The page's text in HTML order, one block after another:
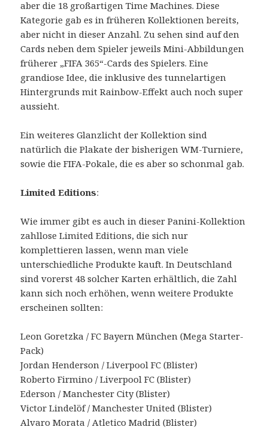
aber die 18 großartigen Time Machines. Diese
Kategorie gab es in früheren Kollektionen bereits,
aber nicht in dieser Anzahl. Zu sehen sind auf den
Cards neben dem Spieler jeweils Mini-Abbildungen
früherer „FIFA 365“-Cards des Spielers. Eine
grandiose Idee, die inklusive des tunnelartigen
Hintergrunds mit Rainbow-Effekt auch noch super
aussieht.
Ein weiteres Glanzlicht der Kollektion sind
natürlich die Plakate der bisherigen WM-Turniere,
sowie die FIFA-Pokale, die es aber so schonmal gab.
Limited Editions:
Wie immer gibt es auch in dieser Panini-Kollektion
zahllose Limited Editions, die sich nur
komplettieren lassen, wenn man viele
unterschiedliche Produkte kauft. In Deutschland
sind vorerst 48 solcher Karten erhältlich, die Zahl
kann sich noch erhöhen, wenn weitere Produkte
erscheinen sollten:
Leon Goretzka / FC Bayern München (Mega Starter-
Pack)
Jordan Henderson / Liverpool FC (Blister)
Roberto Firmino / Liverpool FC (Blister)
Ederson / Manchester City (Blister)
Victor Lindelöf / Manchester United (Blister)
Alvaro Morata / Atletico Madrid (Blister)